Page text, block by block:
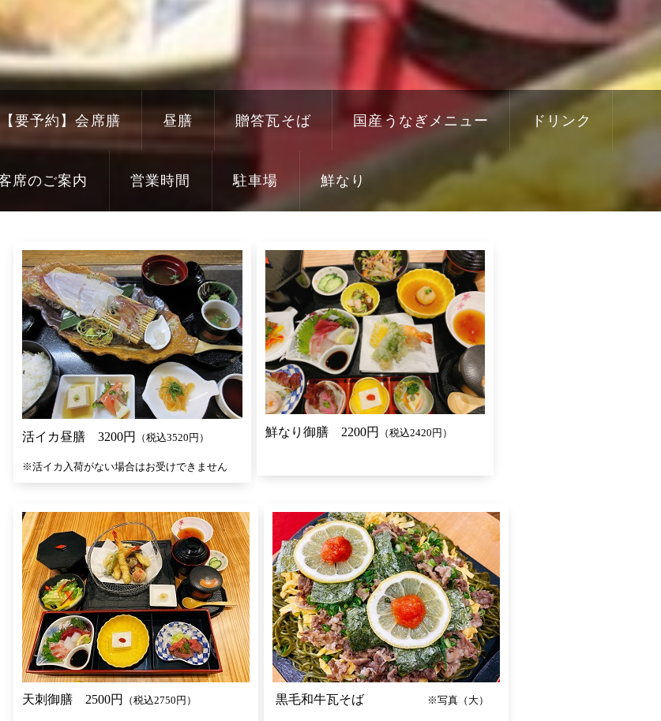
【要予約】会席膳 昼膳 贈答瓦そば 国産うなぎメニュー ドリンク
席のご案内 営業時間 駐車場 鮮なり
活イカ昼膳 3200円 （税込3520円）
※活イカ入荷がない場合はお受けできません
鮮なり御膳 2200円 （税込2420円）
天刺御膳 2500円 （税込2750円） 黒毛和牛瓦そば ※写真（大）